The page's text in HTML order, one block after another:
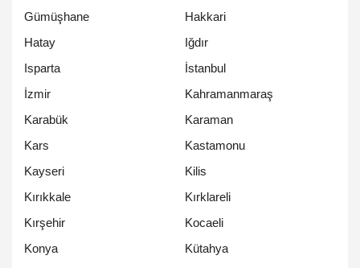
Gümüşhane
Hakkari
Hatay
Iğdır
Isparta
İstanbul
İzmir
Kahramanmaraş
Karabük
Karaman
Kars
Kastamonu
Kayseri
Kilis
Kırıkkale
Kırklareli
Kırşehir
Kocaeli
Konya
Kütahya